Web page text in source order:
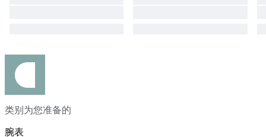
类别为您准备的
腕表